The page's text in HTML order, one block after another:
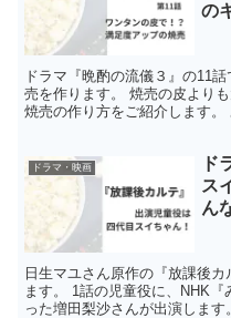
の
ドラマ『晩酌の流儀３』の11
売を作ります。 焼売の皮より
焼売の作り方をご紹介します。
ドラマ・映画
ド
ス
ん
日生マユさん原作の『放課後
ます。 1話の児童役に、NHK
った増田梨沙さんが出演します